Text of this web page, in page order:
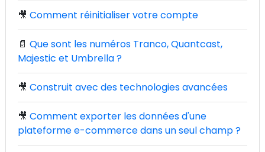
🎥 Comment réinitialiser votre compte
📄 Que sont les numéros Tranco, Quantcast,
Majestic et Umbrella ?
🎥 Construit avec des technologies avancées
🎥 Comment exporter les données d'une
plateforme e-commerce dans un seul champ ?